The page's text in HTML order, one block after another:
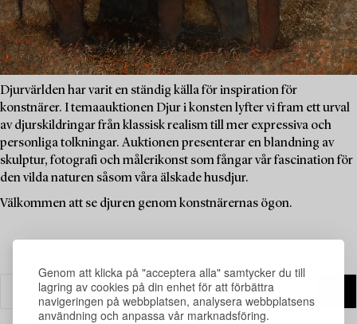
Genom att klicka på "acceptera alla" samtycker du till
lagring av cookies på din enhet för att förbättra
navigeringen på webbplatsen, analysera webbplatsens
användning och anpassa vår marknadsföring.
Djurvärlden har varit en ständig källa för inspiration för
konstnärer. I temaauktionen Djur i konsten lyfter vi fram ett urval
av djurskildringar från klassisk realism till mer expressiva och
personliga tolkningar. Auktionen presenterar en blandning av
skulptur, fotografi och målerikonst som fångar vår fascination för
den vilda naturen såsom våra älskade husdjur.
Välkommen att se djuren genom konstnärernas ögon.